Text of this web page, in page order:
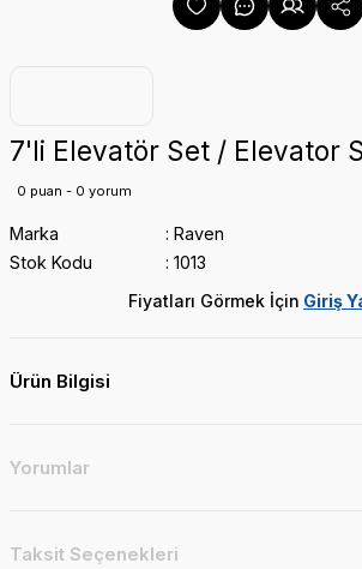
7'li Elevatör Set / Elevator
0 puan - 0 yorum
Marka
Raven
Stok Kodu
1013
Fiyatları Görmek İçin Giriş
Ürün Bilgisi
Yorumlar
Taksit Seçenekleri